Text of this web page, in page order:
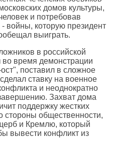
домов культуры,
и потребовав
войны, которую президент
выиграть.
в российской
время демонстрации
поставил в сложное
ставку на военное
и неоднократно
Захват дома
поддержку жестких
стороны общественности,
и Кремлю, который
вывести конфликт из